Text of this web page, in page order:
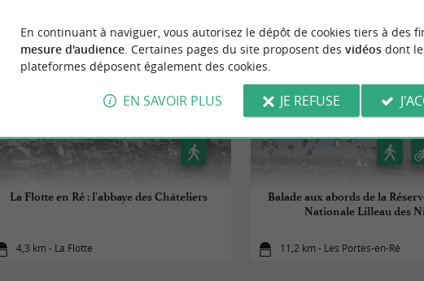
La Flotte en Ré : l'abbaye des Châteliers
4,3 km - La Flotte
Balade aux abords de la
Nationale Lilleau des
11,2 km - Les Portes-en-Ré
En continuant à naviguer, vous autorisez le dépôt de cookies tiers à des
mesure d'audience. Certaines pages du site proposent des vidéosdont
plateformes déposent également des cookies.
EN SAVOIR PLUS JE REFUSE